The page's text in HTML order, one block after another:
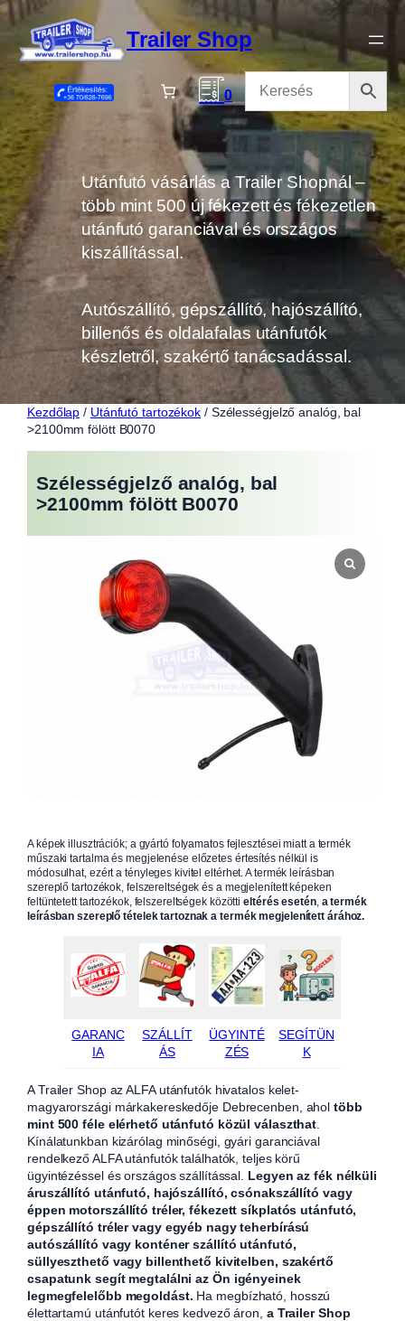
Ugrás
tartalomhoz
Trailer Shop
0
Utánfutó vásárlás a Trailer Shopnál –
több mint 500 új fékezett és fékezetlen
utánfutó garanciával és országos
kiszállítással.
Autószállító, gépszállító, hajószállító,
billenős és oldalafalas utánfutók
készletről, szakértő tanácsadással.
Kezdőlap / Utánfutó tartozékok / Szélességjelző analóg, bal
>2100mm fölött B0070
Szélességjelző analóg, bal
>2100mm fölött B0070
A képek illusztrációk; a gyártó folyamatos fejlesztései miatt a termék
műszaki tartalma és megjelenése előzetes értesítés nélkül is
módosulhat, ezért a tényleges kivitel eltérhet. A termék leírásban
szereplő tartozékok, felszereltségek és a megjelenített képeken
feltüntetett tartozékok, felszereltségek közöttieltérés esetén, a termék
leírásban szereplő tételek tartoznak a termék megjelenített árához.
GARANC
IA
SZÁLLÍT
ÁS
ÜGYINTÉ
ZÉS
SEGÍTÜN
K
A Trailer Shop az ALFA utánfutók hivatalos kelet-
magyarországi márkakereskedője Debrecenben, aholtöbb
mint 500 féle elérhető utánfutó közül választhat
Kínálatunkban kizárólag minőségi, gyári garanciával
rendelkező ALFA utánfutók találhatók, teljes körű
ügyintézéssel és országos szállítással. Legyen az fék nélküli
áruszállító utánfutó, hajószállító, csónakszállító vagy
éppen motorszállító tréler, fékezett síkplatós utánfutó,
gépszállító tréler vagy egyéb nagy teherbírású
autószállító vagy konténer szállító utánfutó,
süllyeszthető vagy billenthető kivitelben, szakértő
csapatunk segít megtalálni az Ön igényeinek
legmegfelelőbb megoldást. Ha megbízható, hosszú
élettartamú utánfutót keres kedvező áron, a Trailer Shop